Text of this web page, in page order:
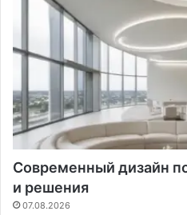
Современный дизайн
и решения
07.08.2026